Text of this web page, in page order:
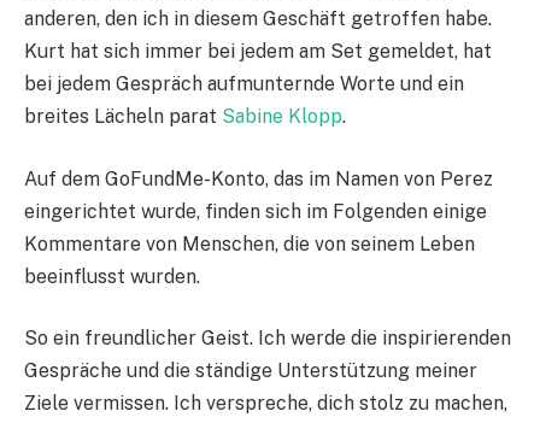
anderen, den ich in diesem Geschäft getroffen habe.
Kurt hat sich immer bei jedem am Set gemeldet, hat
bei jedem Gespräch aufmunternde Worte und ein
breites Lächeln parat Sabine Klopp.
Auf dem GoFundMe-Konto, das im Namen von Perez
eingerichtet wurde, finden sich im Folgenden einige
Kommentare von Menschen, die von seinem Leben
beeinflusst wurden.
So ein freundlicher Geist. Ich werde die inspirierenden
Gespräche und die ständige Unterstützung meiner
Ziele vermissen. Ich verspreche, dich stolz zu machen,